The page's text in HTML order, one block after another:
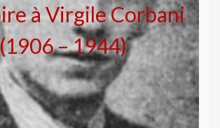
à Virgile Corbani
(1906 – 1944)